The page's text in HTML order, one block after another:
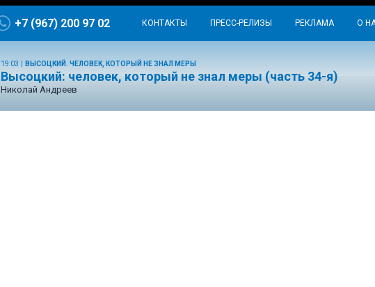
+7 (967) 200 97 02 КОНТАКТЫ ПРЕСС-РЕЛИЗЫ РЕКЛАМА О
19:03 ВЫСОЦКИЙ. ЧЕЛОВЕК, КОТОРЫЙ НЕ ЗНАЛ МЕРЫ
Высоцкий: человек, который не знал меры (часть 34-я)
Николай Андреев